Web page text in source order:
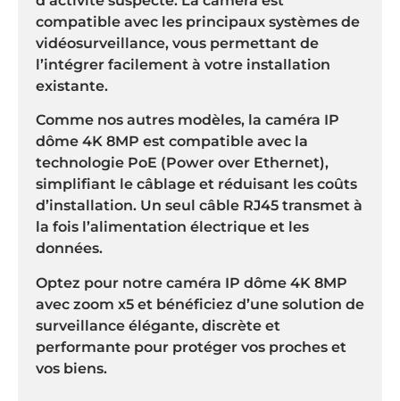
compatible avec les principaux systèmes de
vidéosurveillance, vous permettant de
l’intégrer facilement à votre installation
existante.
Comme nos autres modèles, la caméra IP
dôme 4K 8MP est compatible avec la
technologie PoE (Power over Ethernet),
simplifiant le câblage et réduisant les coûts
d’installation. Un seul câble RJ45 transmet à
la fois l’alimentation électrique et les
données.
Optez pour notre caméra IP dôme 4K 8MP
avec zoom x5 et bénéficiez d’une solution de
surveillance élégante, discrète et
performante pour protéger vos proches et
vos biens.